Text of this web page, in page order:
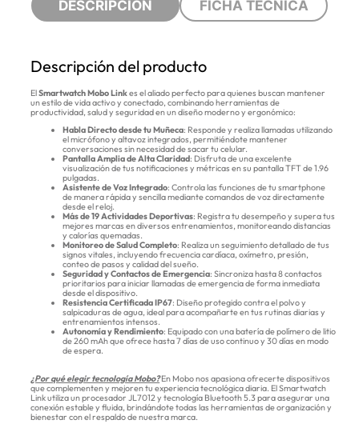
DESCRIPCIÓN FICHA TÉCNICA
Descripción del producto
ElSmartwatch Mobo Linkes el aliado perfecto para quienes buscan mantener
un estilo de vida activo y conectado, combinando herramientas de
productividad, salud y seguridad en un diseño moderno y ergonómico:
Habla Directo desde tu Muñeca: Responde y realiza llamadas utilizando
el micrófono y altavoz integrados, permitiéndote mantener
conversaciones sin necesidad de sacar tu celular.
Pantalla Amplia de Alta Claridad: Disfruta de una excelente
visualización de tus notificaciones y métricas en su pantalla TFT de 1.96
pulgadas.
Asistente de Voz Integrado: Controla las funciones de tu smartphone
de manera rápida y sencilla mediante comandos de voz directamente
desde el reloj.
Más de 19 Actividades Deportivas: Registra tu desempeño y supera tus
mejores marcas en diversos entrenamientos, monitoreando distancias
y calorías quemadas.
Monitoreo de Salud Completo: Realiza un seguimiento detallado de tus
signos vitales, incluyendo frecuencia cardíaca, oxímetro, presión,
conteo de pasos y calidad del sueño.
Seguridad y Contactos de Emergencia: Sincroniza hasta 8 contactos
prioritarios para iniciar llamadas de emergencia de forma inmediata
desde el dispositivo.
Resistencia Certificada IP67: Diseño protegido contra el polvo y
salpicaduras de agua, ideal para acompañarte en tus rutinas diarias y
entrenamientos intensos.
Autonomía y Rendimiento: Equipado con una batería de polímero de litio
de 260 mAh que ofrece hasta 7 días de uso continuo y 30 días en modo
de espera.
¿Por qué elegir tecnología Mobo?En Mobo nos apasiona ofrecerte dispositivos
que complementen y mejoren tu experiencia tecnológica diaria. El Smartwatch
Link utiliza un procesador JL7012 y tecnología Bluetooth 5.3 para asegurar una
conexión estable y fluida, brindándote todas las herramientas de organización y
bienestar con el respaldo de nuestra marca.